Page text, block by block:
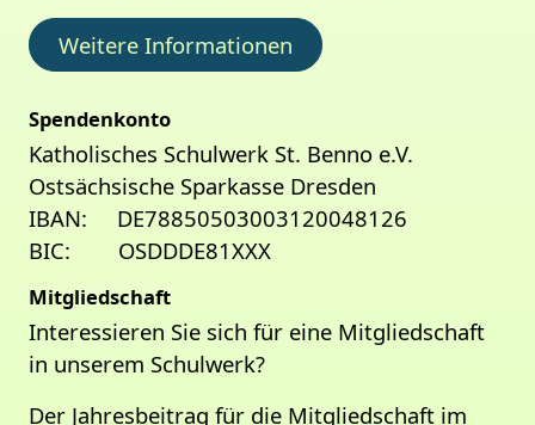
Weitere Informationen
Spendenkonto
Katholisches Schulwerk St. Benno e.V.
Ostsächsische Sparkasse Dresden
IBAN: DE78850503003120048126
BIC: OSDDDE81XXX
Mitgliedschaft
Interessieren Sie sich für eine Mitgliedschaft
in unserem Schulwerk?
Der Jahresbeitrag für die Mitgliedschaft im